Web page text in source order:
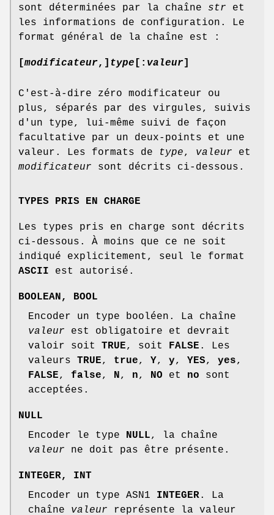
sont déterminées par la chaîne str et
les informations de configuration. Le
format général de la chaîne est :
[modificateur, type : valeur
C'est-à-dire zéro modificateur ou
plus, séparés par des virgules, suivis
d'un type, lui-même suivi de façon
facultative par un deux-points et une
valeur. Les formats de
type, valeur et
modificateur sont décrits ci-dessous.
TYPES PRIS EN CHARGE
Les types pris en charge sont décrits
ci-dessous. À moins que ce ne soit
indiqué explicitement, seul le format
ASCII est autorisé.
BOOLEAN ,
BOOL
Encoder un type booléen. La chaîne
valeur est obligatoire et devrait
valoir soit TRUE, soit FALSE . Les
valeurs TRUE, true, Y, y, YES, yes,
FALSE, false, N , n, NO et no sont
acceptées.
NULL
Encoder le type
NULL, la chaîne
valeur ne doit pas être présente.
INTEGER, INT
Encoder un type ASN1 INTEGER. La
chaîne valeur représente la valeur